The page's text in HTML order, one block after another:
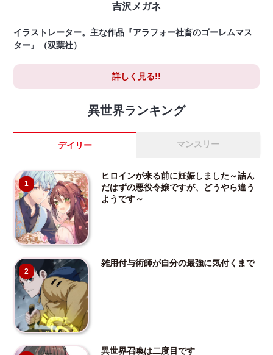
吉沢メガネ
イラストレーター。主な作品『アラフォー社畜のゴーレムマス
ター』（双葉社）
詳しく見る!!
異世界ランキング
デイリー マンスリー
1
ヒロインが来る前に妊娠しました～詰ん
だはずの悪役令嬢ですが、どうやら違う
ようです～
2
雑用付与術師が自分の最強に気付くまで
異世界召喚は二度目です